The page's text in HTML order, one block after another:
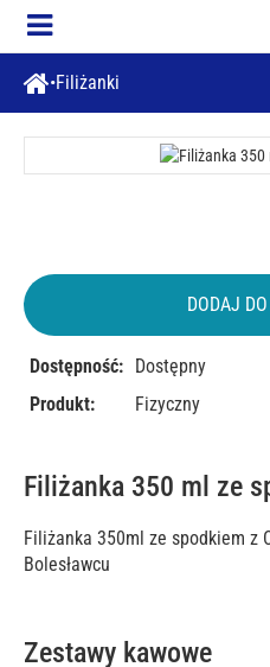
Filiżanki
Filiżanka 350 ml ze
Filiżanka 350ml ze spodkiem z
Bolesławcu
DODAJ
Dostępność: Dostępny
Produkt:
Fizyczny
Zestawy kawowe